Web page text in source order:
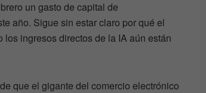
un gasto de capital de
año. Sigue sin estar claro por qué el
ingresos directos de la IA aún están
que el gigante del comercio electrónico